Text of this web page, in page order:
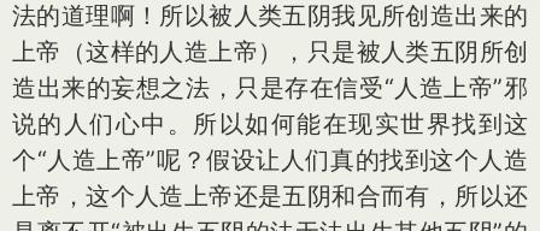
法的道理啊！所以被人类五阴我见所创造出来的
上帝（这样的人造上帝），只是被人类五阴所创
造出来的妄想之法，只是存在信受“人造上帝”邪
说的人们心中。所以如何能在现实世界找到这
个“人造上帝”呢？假设让人们真的找到这个人造
上帝，这个人造上帝还是五阴和合而有，所以还